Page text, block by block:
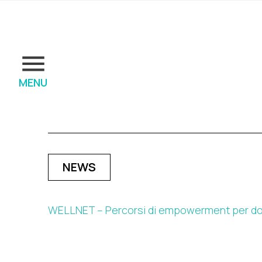
MENU
NEWS
WELLNET – Percorsi di empowerment per